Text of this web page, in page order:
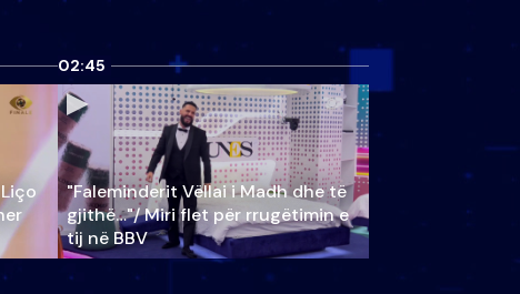
02:45
"Faleminderit Vëllai i Madh dhe të
gjithë…"/ Miri flet për rrugëtimin e
tij në BBV